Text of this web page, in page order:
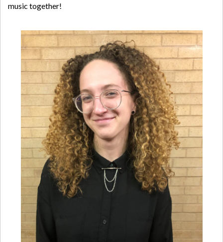
music together!